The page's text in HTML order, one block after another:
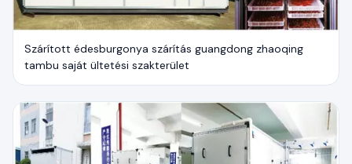
Szárított édesburgonya szárítás guangdong zhaoqing
tambu saját ültetési szakterület